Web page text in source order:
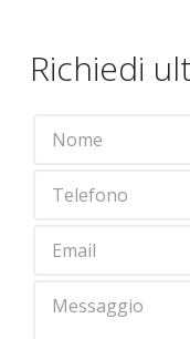
Richiedi